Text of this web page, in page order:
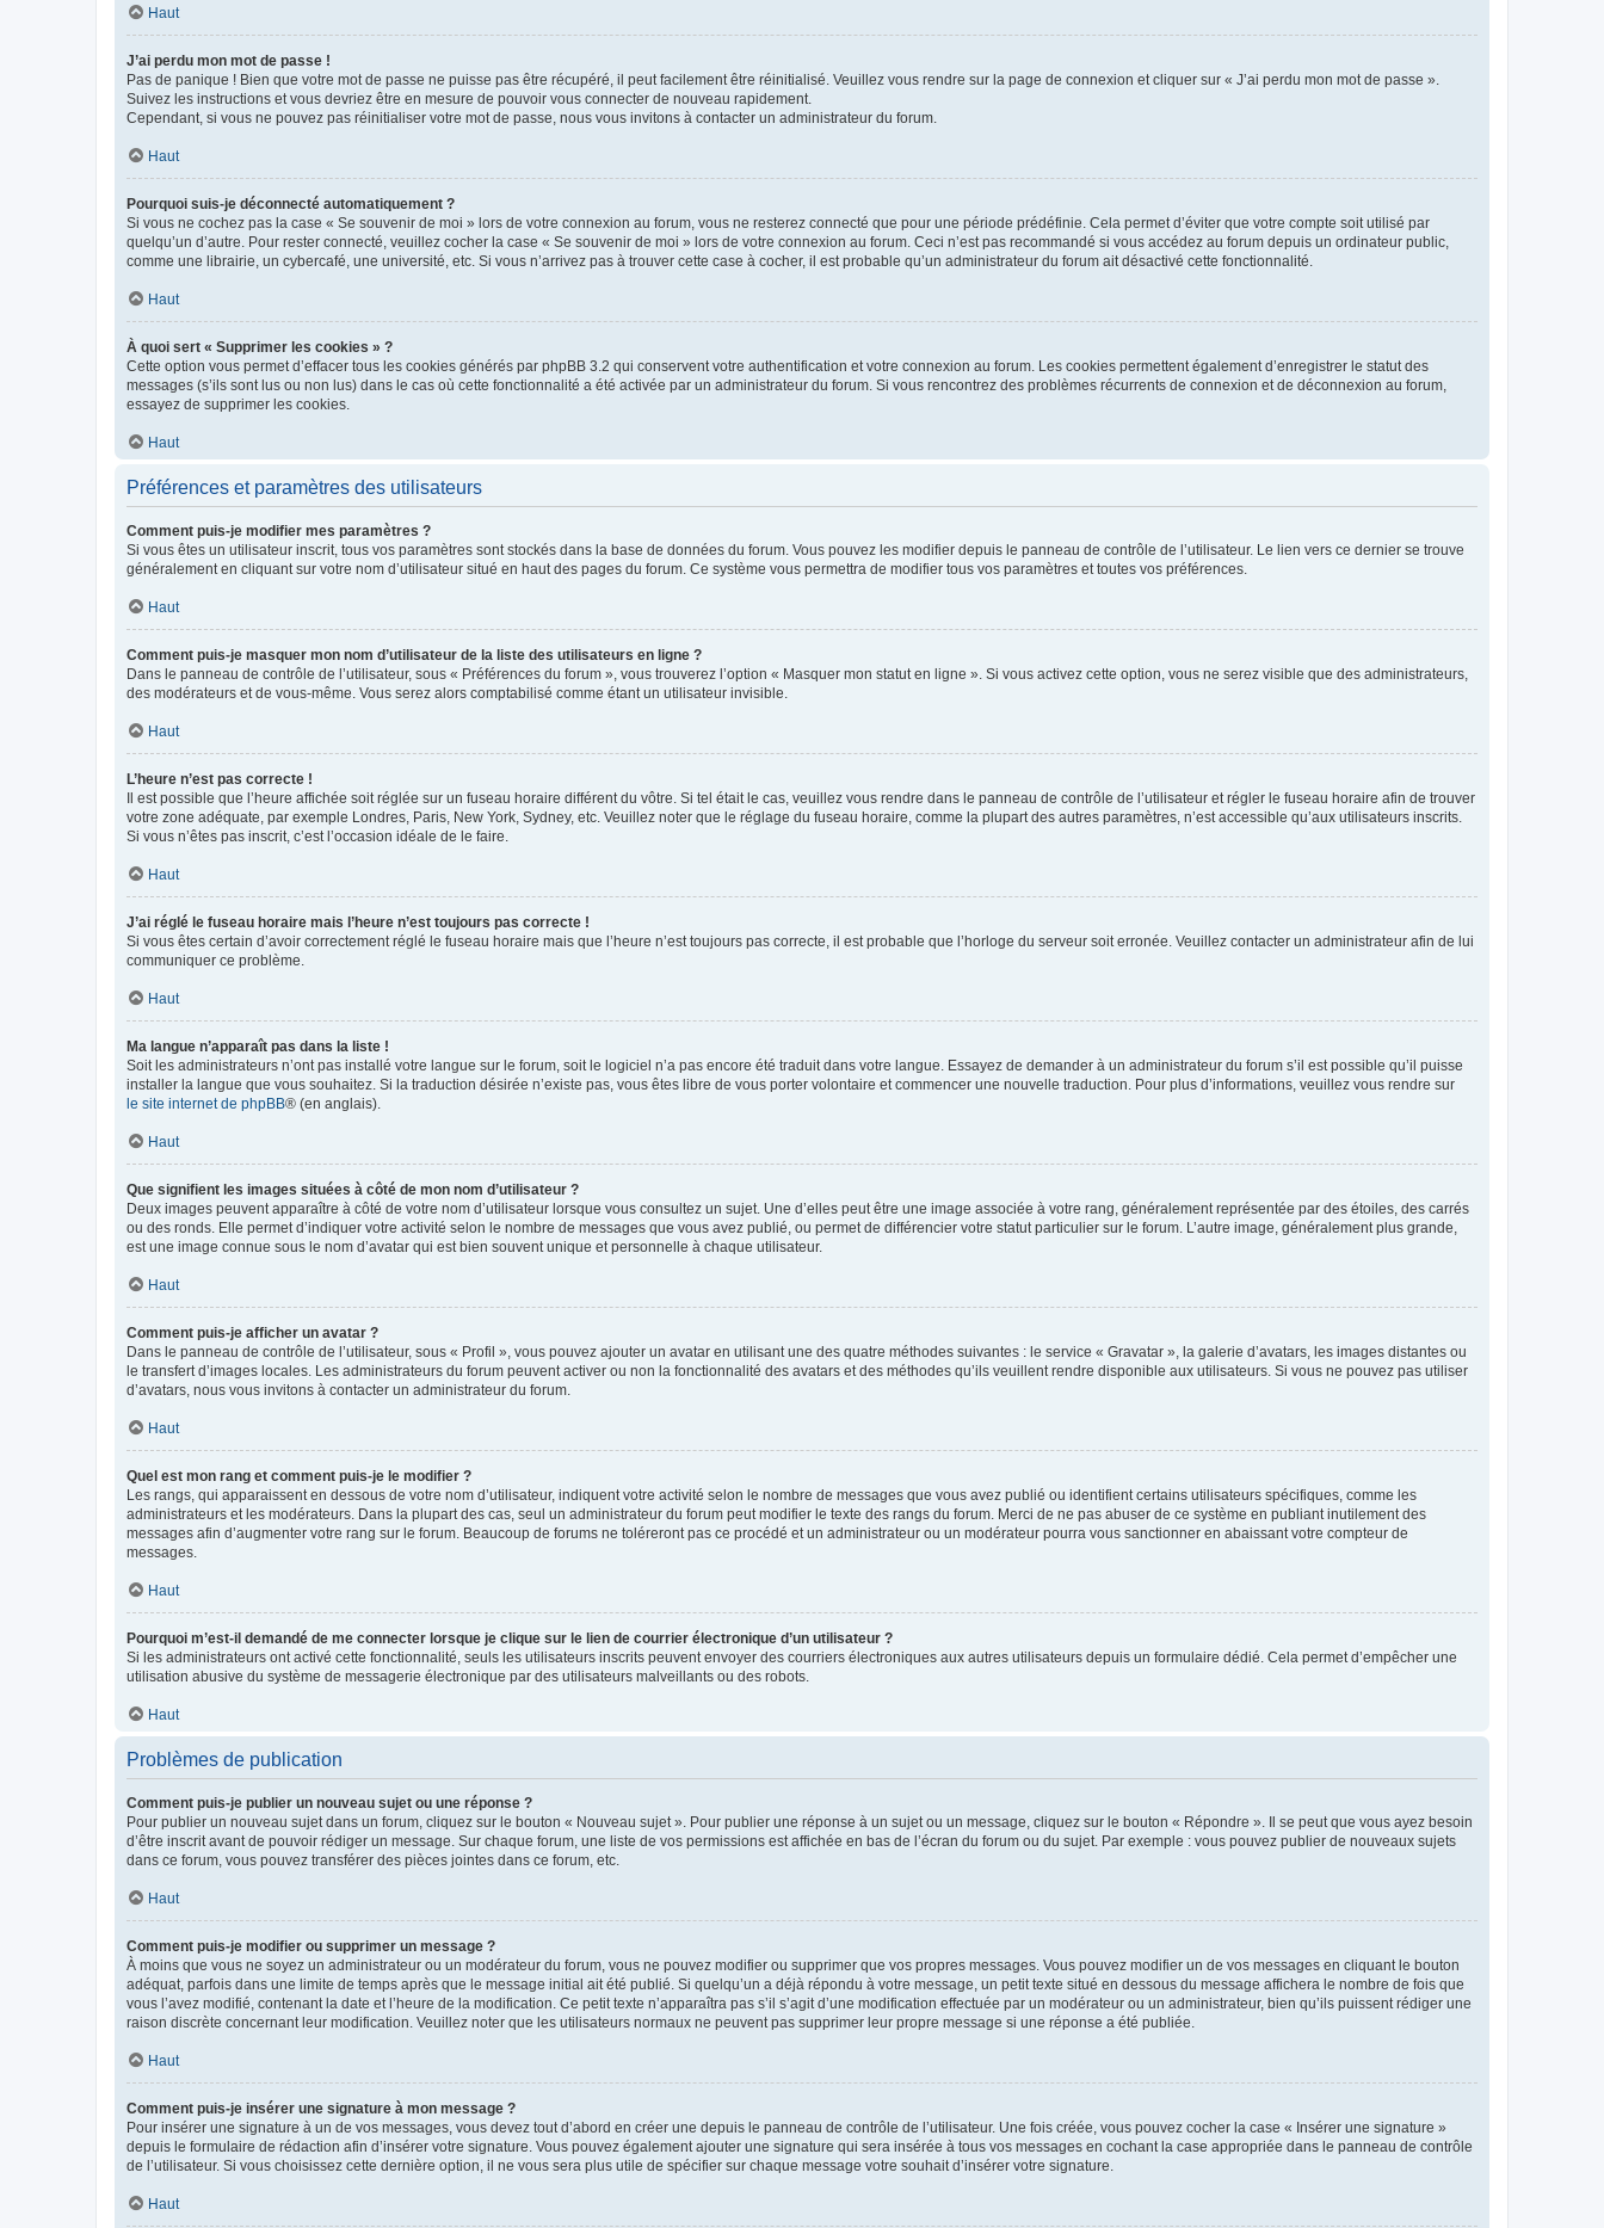
Haut
J’ai perdu mon mot de passe !
Pas de panique ! Bien que votre mot de passe ne puisse pas être récupéré, il peut facilement être réinitialisé. Veuillez vous rendre sur la page de connexion et cliquer sur « J’ai perdu mon mot de passe ».
Suivez les instructions et vous devriez être en mesure de pouvoir vous connecter de nouveau rapidement.
Cependant, si vous ne pouvez pas réinitialiser votre mot de passe, nous vous invitons à contacter un administrateur du forum.
Haut
Pourquoi suis-je déconnecté automatiquement ?
Si vous ne cochez pas la case « Se souvenir de moi » lors de votre connexion au forum, vous ne resterez connecté que pour une période prédéfinie. Cela permet d’éviter que votre compte soit utilisé par
quelqu’un d’autre. Pour rester connecté, veuillez cocher la case « Se souvenir de moi » lors de votre connexion au forum. Ceci n’est pas recommandé si vous accédez au forum depuis un ordinateur public,
comme une librairie, un cybercafé, une université, etc. Si vous n’arrivez pas à trouver cette case à cocher, il est probable qu’un administrateur du forum ait désactivé cette fonctionnalité.
Haut
À quoi sert « Supprimer les cookies » ?
Cette option vous permet d’effacer tous les cookies générés par phpBB 3.2 qui conservent votre authentification et votre connexion au forum. Les cookies permettent également d’enregistrer le statut des
messages (s’ils sont lus ou non lus) dans le cas où cette fonctionnalité a été activée par un administrateur du forum. Si vous rencontrez des problèmes récurrents de connexion et de déconnexion au forum,
essayez de supprimer les cookies.
Haut
Préférences et paramètres des utilisateurs
Comment puis-je modifier mes paramètres ?
Si vous êtes un utilisateur inscrit, tous vos paramètres sont stockés dans la base de données du forum. Vous pouvez les modifier depuis le panneau de contrôle de l’utilisateur. Le lien vers ce dernier se trouve
généralement en cliquant sur votre nom d’utilisateur situé en haut des pages du forum. Ce système vous permettra de modifier tous vos paramètres et toutes vos préférences.
Haut
Comment puis-je masquer mon nom d’utilisateur de la liste des utilisateurs en ligne ?
Dans le panneau de contrôle de l’utilisateur, sous « Préférences du forum », vous trouverez l’option « Masquer mon statut en ligne ». Si vous activez cette option, vous ne serez visible que des administrateurs,
des modérateurs et de vous-même. Vous serez alors comptabilisé comme étant un utilisateur invisible.
Haut
L’heure n’est pas correcte !
Il est possible que l’heure affichée soit réglée sur un fuseau horaire différent du vôtre. Si tel était le cas, veuillez vous rendre dans le panneau de contrôle de l’utilisateur et régler le fuseau horaire afin de trouver
votre zone adéquate, par exemple Londres, Paris, New York, Sydney, etc. Veuillez noter que le réglage du fuseau horaire, comme la plupart des autres paramètres, n’est accessible qu’aux utilisateurs inscrits.
Si vous n’êtes pas inscrit, c’est l’occasion idéale de le faire.
Haut
J’ai réglé le fuseau horaire mais l’heure n’est toujours pas correcte !
Si vous êtes certain d’avoir correctement réglé le fuseau horaire mais que l’heure n’est toujours pas correcte, il est probable que l’horloge du serveur soit erronée. Veuillez contacter un administrateur afin de lui
communiquer ce problème.
Haut
Ma langue n’apparaît pas dans la liste !
Soit les administrateurs n’ont pas installé votre langue sur le forum, soit le logiciel n’a pas encore été traduit dans votre langue. Essayez de demander à un administrateur du forum s’il est possible qu’il puisse
installer la langue que vous souhaitez. Si la traduction désirée n’existe pas, vous êtes libre de vous porter volontaire et commencer une nouvelle traduction. Pour plus d’informations, veuillez vous rendre sur
le site internet de phpBB® (en anglais).
Haut
Que signifient les images situées à côté de mon nom d’utilisateur ?
Deux images peuvent apparaître à côté de votre nom d’utilisateur lorsque vous consultez un sujet. Une d’elles peut être une image associée à votre rang, généralement représentée par des étoiles, des carrés
ou des ronds. Elle permet d’indiquer votre activité selon le nombre de messages que vous avez publié, ou permet de différencier votre statut particulier sur le forum. L’autre image, généralement plus grande,
est une image connue sous le nom d’avatar qui est bien souvent unique et personnelle à chaque utilisateur.
Haut
Comment puis-je afficher un avatar ?
Dans le panneau de contrôle de l’utilisateur, sous « Profil », vous pouvez ajouter un avatar en utilisant une des quatre méthodes suivantes : le service « Gravatar », la galerie d’avatars, les images distantes ou
le transfert d’images locales. Les administrateurs du forum peuvent activer ou non la fonctionnalité des avatars et des méthodes qu’ils veuillent rendre disponible aux utilisateurs. Si vous ne pouvez pas utiliser
d’avatars, nous vous invitons à contacter un administrateur du forum.
Haut
Quel est mon rang et comment puis-je le modifier ?
Les rangs, qui apparaissent en dessous de votre nom d’utilisateur, indiquent votre activité selon le nombre de messages que vous avez publié ou identifient certains utilisateurs spécifiques, comme les
administrateurs et les modérateurs. Dans la plupart des cas, seul un administrateur du forum peut modifier le texte des rangs du forum. Merci de ne pas abuser de ce système en publiant inutilement des
messages afin d’augmenter votre rang sur le forum. Beaucoup de forums ne toléreront pas ce procédé et un administrateur ou un modérateur pourra vous sanctionner en abaissant votre compteur de
messages.
Haut
Pourquoi m’est-il demandé de me connecter lorsque je clique sur le lien de courrier électronique d’un utilisateur ?
Si les administrateurs ont activé cette fonctionnalité, seuls les utilisateurs inscrits peuvent envoyer des courriers électroniques aux autres utilisateurs depuis un formulaire dédié. Cela permet d’empêcher une
utilisation abusive du système de messagerie électronique par des utilisateurs malveillants ou des robots.
Haut
Problèmes de publication
Comment puis-je publier un nouveau sujet ou une réponse ?
Pour publier un nouveau sujet dans un forum, cliquez sur le bouton « Nouveau sujet ». Pour publier une réponse à un sujet ou un message, cliquez sur le bouton « Répondre ». Il se peut que vous ayez besoin
d’être inscrit avant de pouvoir rédiger un message. Sur chaque forum, une liste de vos permissions est affichée en bas de l’écran du forum ou du sujet. Par exemple : vous pouvez publier de nouveaux sujets
dans ce forum, vous pouvez transférer des pièces jointes dans ce forum, etc.
Haut
Comment puis-je modifier ou supprimer un message ?
À moins que vous ne soyez un administrateur ou un modérateur du forum, vous ne pouvez modifier ou supprimer que vos propres messages. Vous pouvez modifier un de vos messages en cliquant le bouton
adéquat, parfois dans une limite de temps après que le message initial ait été publié. Si quelqu’un a déjà répondu à votre message, un petit texte situé en dessous du message affichera le nombre de fois que
vous l’avez modifié, contenant la date et l’heure de la modification. Ce petit texte n’apparaîtra pas s’il s’agit d’une modification effectuée par un modérateur ou un administrateur, bien qu’ils puissent rédiger une
raison discrète concernant leur modification. Veuillez noter que les utilisateurs normaux ne peuvent pas supprimer leur propre message si une réponse a été publiée.
Haut
Comment puis-je insérer une signature à mon message ?
Pour insérer une signature à un de vos messages, vous devez tout d’abord en créer une depuis le panneau de contrôle de l’utilisateur. Une fois créée, vous pouvez cocher la case « Insérer une signature »
depuis le formulaire de rédaction afin d’insérer votre signature. Vous pouvez également ajouter une signature qui sera insérée à tous vos messages en cochant la case appropriée dans le panneau de contrôle
de l’utilisateur. Si vous choisissez cette dernière option, il ne vous sera plus utile de spécifier sur chaque message votre souhait d’insérer votre signature.
Haut